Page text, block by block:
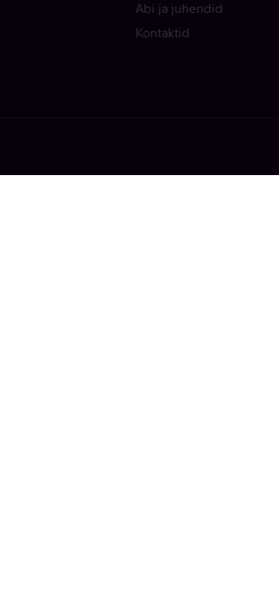
Abi ja juhendid
Kontaktid